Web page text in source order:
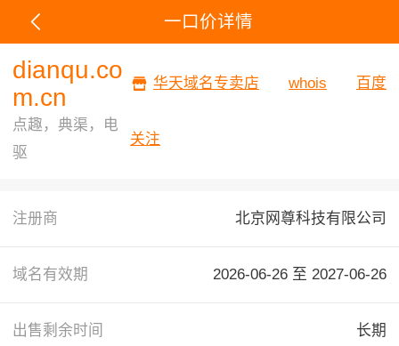
一口价详情
dianqu.co
m.cn
点趣，典渠，电
驱
华天域名专卖店 whois 百度
关注
注册商 北京网尊科技有限公司
域名有效期 2026-06-26 至 2027-06-26
出售剩余时间 长期